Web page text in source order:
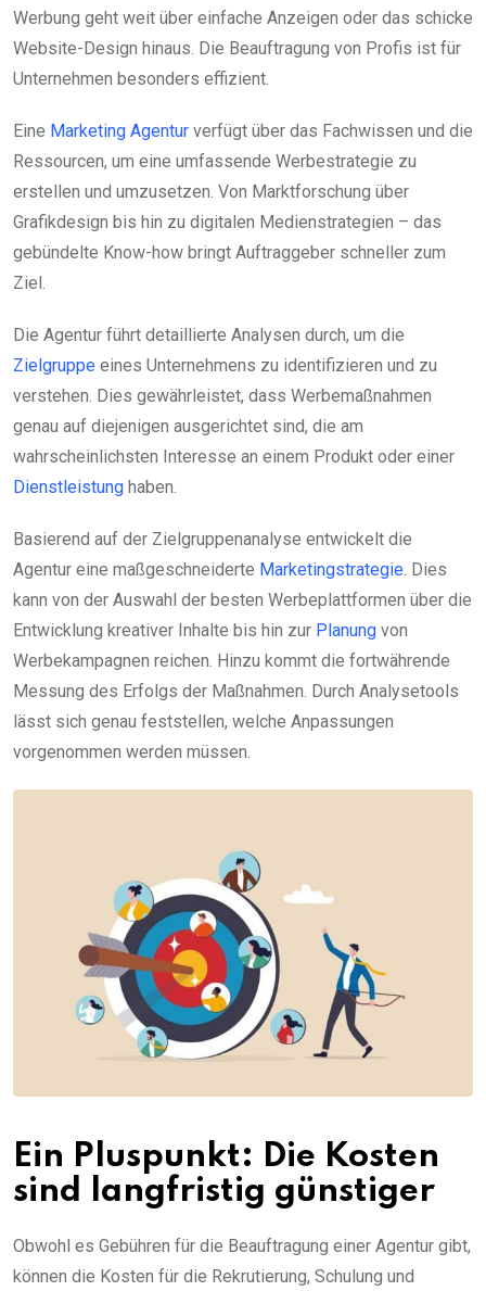
Werbung geht weit über einfache Anzeigen oder das schicke
Website-Design hinaus. Die Beauftragung von Profis ist für
Unternehmen besonders effizient.
Eine Marketing Agentur verfügt über das Fachwissen und die
Ressourcen, um eine umfassende Werbestrategie zu
erstellen und umzusetzen. Von Marktforschung über
Grafikdesign bis hin zu digitalen Medienstrategien – das
gebündelte Know-how bringt Auftraggeber schneller zum
Ziel.
Die Agentur führt detaillierte Analysen durch, um die
Zielgruppe eines Unternehmens zu identifizieren und zu
verstehen. Dies gewährleistet, dass Werbemaßnahmen
genau auf diejenigen ausgerichtet sind, die am
wahrscheinlichsten Interesse an einem Produkt oder einer
Dienstleistung haben.
Basierend auf der Zielgruppenanalyse entwickelt die
Agentur eine maßgeschneiderte Marketingstrategie. Dies
kann von der Auswahl der besten Werbeplattformen über die
Entwicklung kreativer Inhalte bis hin zur Planung von
Werbekampagnen reichen. Hinzu kommt die fortwährende
Messung des Erfolgs der Maßnahmen. Durch Analysetools
lässt sich genau feststellen, welche Anpassungen
vorgenommen werden müssen.
Ein Pluspunkt: Die Kosten
sind langfristig günstiger
Obwohl es Gebühren für die Beauftragung einer Agentur gibt,
können die Kosten für die Rekrutierung, Schulung und